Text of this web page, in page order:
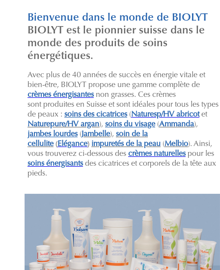
Bienvenue dans le monde de BIOLYT
BIOLYT est le pionnier suisse dans le
monde des produits de soins
énergétiques.
Avec plus de 40 années de succès en énergie vitale et
bien-être, BIOLYT propose une gamme complète de
crèmes énergisantesnon grasses. Ces crèmes
sont produites en Suisse et sont idéales pour tous les types
de peaux : soins des cicatrices(Naturesp/HV abricotet
Naturepure/HV argan), soins du visage(Ammanda),
jambes lourdes(Jambelle), soin de la
cellulite(Elégance) impuretés de la peau (Melbio). Ainsi,
vous trouverez ci-dessous des crèmes naturelles pour les
soins énergisantsdes cicatrices et corporels de la tête aux
pieds.